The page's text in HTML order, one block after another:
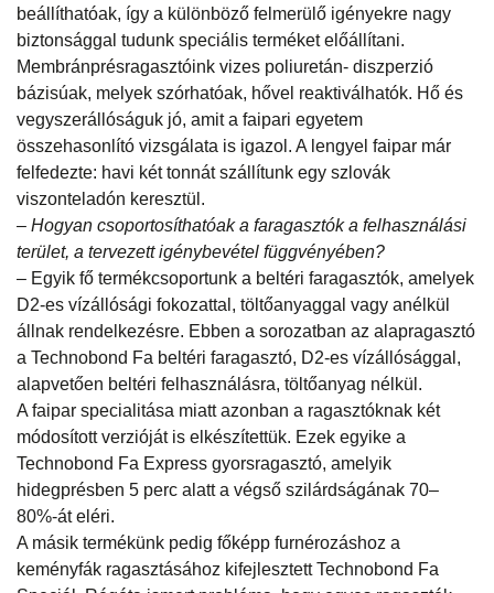
beállíthatóak, így a különböző felmerülő igényekre nagy
biztonsággal tudunk speciális terméket előállítani.
Membránprésragasztóink vizes poliuretán- diszperzió
bázisúak, melyek szórhatóak, hővel reaktiválhatók. Hő és
vegyszerállóságuk jó, amit a faipari egyetem
összehasonlító vizsgálata is igazol. A lengyel faipar már
felfedezte: havi két tonnát szállítunk egy szlovák
viszonteladón keresztül.
– Hogyan csoportosíthatóak a faragasztók a felhasználási
terület, a tervezett igénybevétel függvényében?
– Egyik fő termékcsoportunk a beltéri faragasztók, amelyek
D2-es vízállósági fokozattal, töltőanyaggal vagy anélkül
állnak rendelkezésre. Ebben a sorozatban az alapragasztó
a Technobond Fa beltéri faragasztó, D2-es vízállósággal,
alapvetően beltéri felhasználásra, töltőanyag nélkül.
A faipar specialitása miatt azonban a ragasztóknak két
módosított verzióját is elkészítettük. Ezek egyike a
Technobond Fa Express gyorsragasztó, amelyik
hidegprésben 5 perc alatt a végső szilárdságának 70–
80%-át eléri.
A másik termékünk pedig főképp furnérozáshoz a
keményfák ragasztásához kifejlesztett Technobond Fa